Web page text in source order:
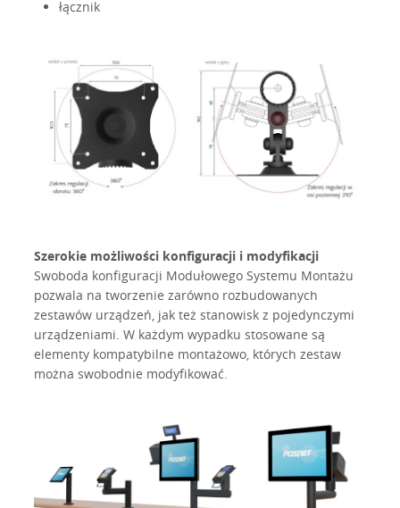
łącznik
Szerokie możliwości konfiguracji i modyfikacji
Swoboda konfiguracji Modułowego Systemu Montażu
pozwala na tworzenie zarówno rozbudowanych
zestawów urządzeń, jak też stanowisk z pojedynczymi
urządzeniami. W każdym wypadku stosowane są
elementy kompatybilne montażowo, których zestaw
można swobodnie modyfikować.